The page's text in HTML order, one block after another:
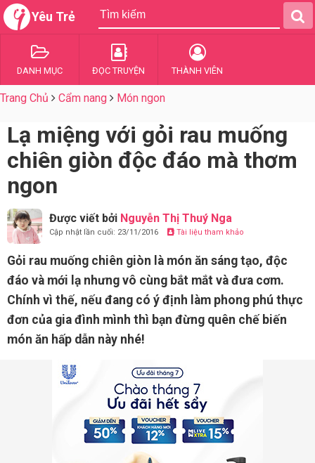
Yêu Trẻ
DANH MỤC ĐỌC TRUYỆN THÀNH VIÊN
Trang Chủ Cẩm nang Món ngon
Lạ miệng với gỏi rau muống
chiên giòn độc đáo mà thơm
ngon
Được viết bởi Nguyễn Thị Thuý Nga
Cập nhật lần cuối: 23/11/2016 Tài liệu tham khảo
Gỏi rau muống chiên giòn là món ăn sáng tạo, độc
đáo và mới lạ nhưng vô cùng bắt mắt và đưa cơm.
Chính vì thế, nếu đang có ý định làm phong phú thực
đơn của gia đình mình thì bạn đừng quên chế biến
món ăn hấp dẫn này nhé!